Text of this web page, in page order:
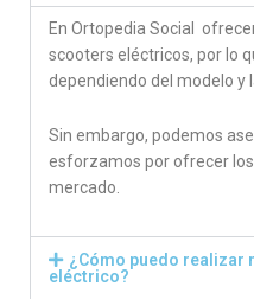
En Ortopedia Social
scooters eléctricos, por lo
dependiendo del modelo y
Sin embargo, podemos
esforzamos por ofrecer
mercado.
¿Cómo puedo realizar
eléctrico?